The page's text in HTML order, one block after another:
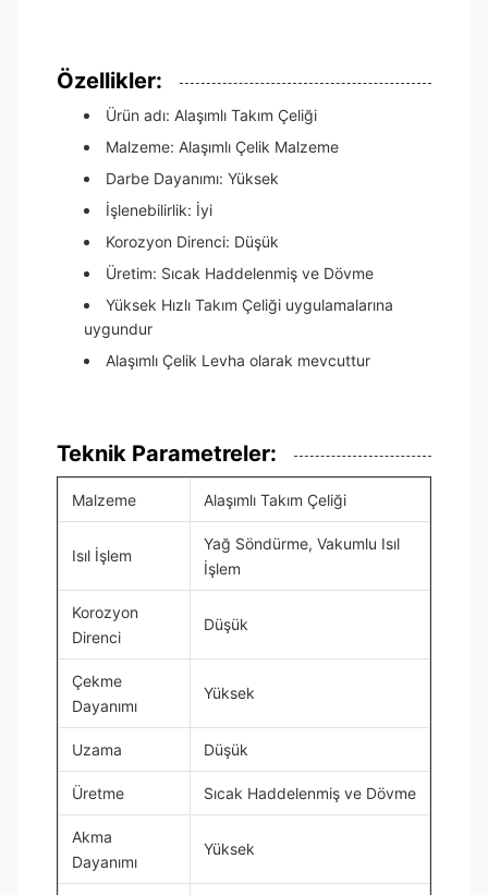
Özellikler:
Ürün adı: Alaşımlı Takım Çeliği
Malzeme: Alaşımlı Çelik Malzeme
Darbe Dayanımı: Yüksek
İşlenebilirlik: İyi
Korozyon Direnci: Düşük
Üretim: Sıcak Haddelenmiş ve Dövme
Yüksek Hızlı Takım Çeliği uygulamalarına
uygundur
Alaşımlı Çelik Levha olarak mevcuttur
Teknik Parametreler:
Malzeme Alaşımlı Takım Çeliği
Isıl İşlem
Yağ Söndürme, Vakumlu Isıl
İşlem
Korozyon
Direnci
Düşük
Çekme
Dayanımı
Yüksek
Uzama Düşük
Üretme Sıcak Haddelenmiş ve Dövme
Akma
Dayanımı
Yüksek